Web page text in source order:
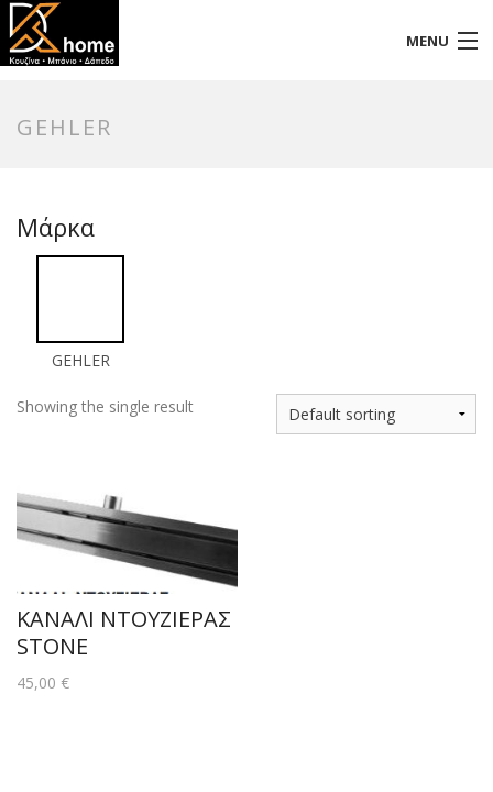
MENU
Επικοινωνία
GEHLER
Μάρκα
GEHLER
Showing the single result
ΚΑΝΑΛΙ ΝΤΟΥΖΙΕΡΑΣ
STONE
45,00 €